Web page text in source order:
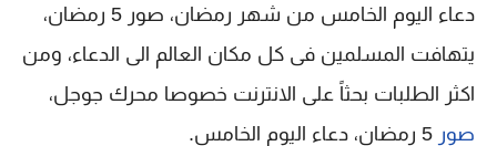
دعاء اليوم الخامس من شهر رمضان، صور 5 رمضان،
يتهافت المسلمين فى كل مكان العالم الى الدعاء، ومن
اكثر الطلبات بحثاً على الانترنت خصوصا محرك جوجل،
صور